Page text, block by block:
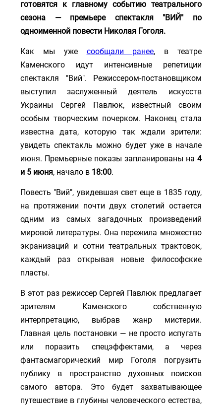
готовятся к главному событию театрального
сезона — премьере спектакля "ВИЙ" по
одноименной повести Николая Гоголя.
Как мы уже сообщали ранее, в театре
Каменского идут интенсивные репетиции
спектакля "Вий". Режиссером-постановщиком
выступил заслуженный деятель искусств
Украины Сергей Павлюк, известный своим
особым творческим почерком. Наконец стала
известна дата, которую так ждали зрители:
увидеть спектакль можно будет уже в начале
июня. Премьерные показы запланированы на 4
и 5 июня, начало в 18:00.
Повесть "Вий", увидевшая свет еще в 1835 году,
на протяжении почти двух столетий остается
одним из самых загадочных произведений
мировой литературы. Она пережила множество
экранизаций и сотни театральных трактовок,
каждый раз открывая новые философские
пласты.
В этот раз режиссер Сергей Павлюк предлагает
зрителям Каменского собственную
интерпретацию, выбрав жанр мистерии.
Главная цель постановки — не просто испугать
или поразить спецэффектами, а через
фантасмагорический мир Гоголя погрузить
публику в пространство духовных поисков
самого автора. Это будет захватывающее
путешествие в глубины человеческого естества,